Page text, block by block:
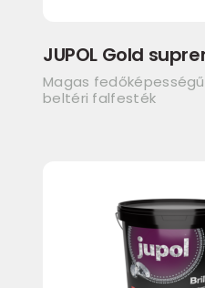
JUPOL Gold
Magas
beltéri falfesték